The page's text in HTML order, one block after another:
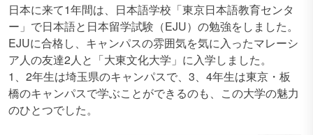
日本に来て1年間は、日本語学校「東京日本語教育センタ
ー」で日本語と日本留学試験（EJU）の勉強をしました。
EJUに合格し、キャンパスの雰囲気を気に入ったマレーシ
ア人の友達2人と「大東文化大学」に入学しました。
1、2年生は埼玉県のキャンパスで、3、4年生は東京・板
橋のキャンパスで学ぶことができるのも、この大学の魅力
のひとつでした。